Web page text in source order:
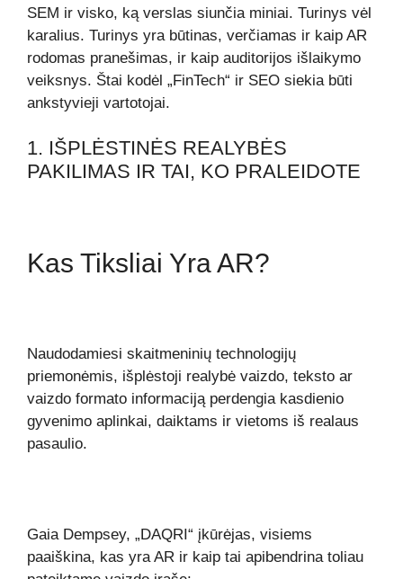
SEM ir visko, ką verslas siunčia miniai. Turinys vėl
karalius. Turinys yra būtinas, verčiamas ir kaip AR
rodomas pranešimas, ir kaip auditorijos išlaikymo
veiksnys. Štai kodėl „FinTech“ ir SEO siekia būti
ankstyvieji vartotojai.
1. IŠPLĖSTINĖS REALYBĖS
PAKILIMAS IR TAI, KO PRALEIDOTE
Kas Tiksliai Yra AR?
Naudodamiesi skaitmeninių technologijų
priemonėmis, išplėstoji realybė vaizdo, teksto ar
vaizdo formato informaciją perdengia kasdienio
gyvenimo aplinkai, daiktams ir vietoms iš realaus
pasaulio.
Gaia Dempsey, „DAQRI“ įkūrėjas, visiems
paaiškina, kas yra AR ir kaip tai apibendrina toliau